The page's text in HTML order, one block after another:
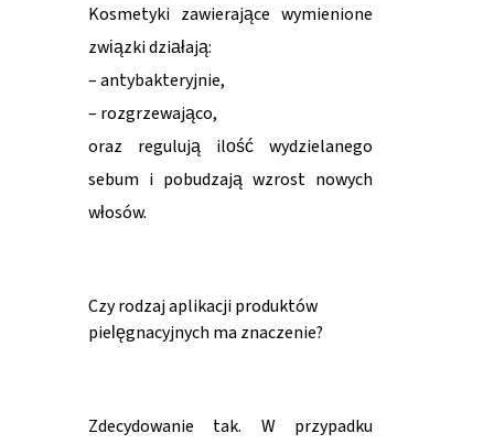
Kosmetyki zawierające wymienione
związki działają:
– antybakteryjnie,
– rozgrzewająco,
oraz regulują ilość wydzielanego
sebum i pobudzają wzrost nowych
włosów.
Czy rodzaj aplikacji produktów
pielęgnacyjnych ma znaczenie?
Zdecydowanie tak. W przypadku